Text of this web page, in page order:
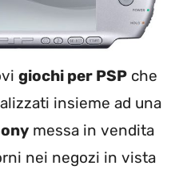
giochi per PSP che
insieme ad una
messa in vendita
nei negozi in vista